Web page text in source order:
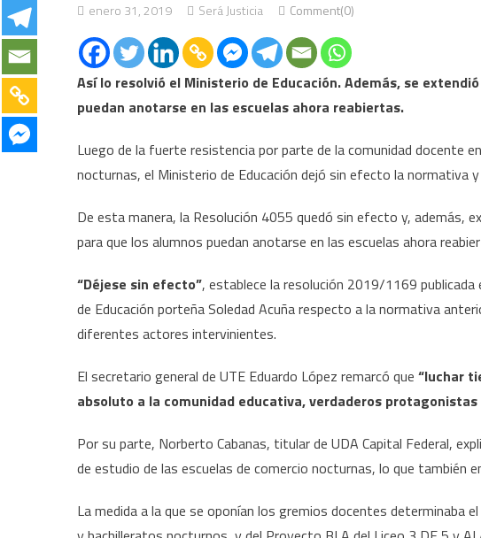
enero 31, 2019 Será Justicia Comment(0)
Así lo resolvió el Ministerio de Educación. Además, se
puedan anotarse en las escuelas ahora reabiertas.
Luego de la fuerte resistencia por parte de la comunidad docente
nocturnas, el Ministerio de Educación dejó sin efecto la normativa
De esta manera, la Resolución 4055 quedó sin efecto y, además,
para que los alumnos puedan anotarse en las escuelas ahora
“Déjese sin efecto”, establece la resolución 2019/1169
de Educación porteña Soledad Acuña respecto a la normativa
diferentes actores intervinientes.
El secretario general de UTE Eduardo López remarcó que “luchar
absoluto a la comunidad educativa, verdaderos
Por su parte, Norberto Cabanas, titular de UDA Capital Federal,
de estudio de las escuelas de comercio nocturnas, lo que también
La medida a la que se oponían los gremios docentes determinaba